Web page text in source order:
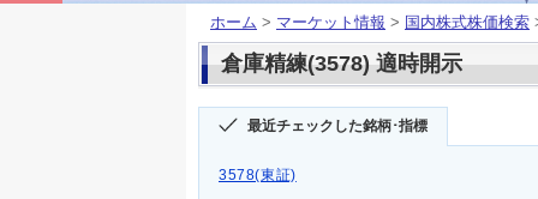
ホーム > マーケット情報 > 国内株式株価検索
倉庫精練(3578) 適時開示
最近チェックした銘柄･指標
3578(東証)